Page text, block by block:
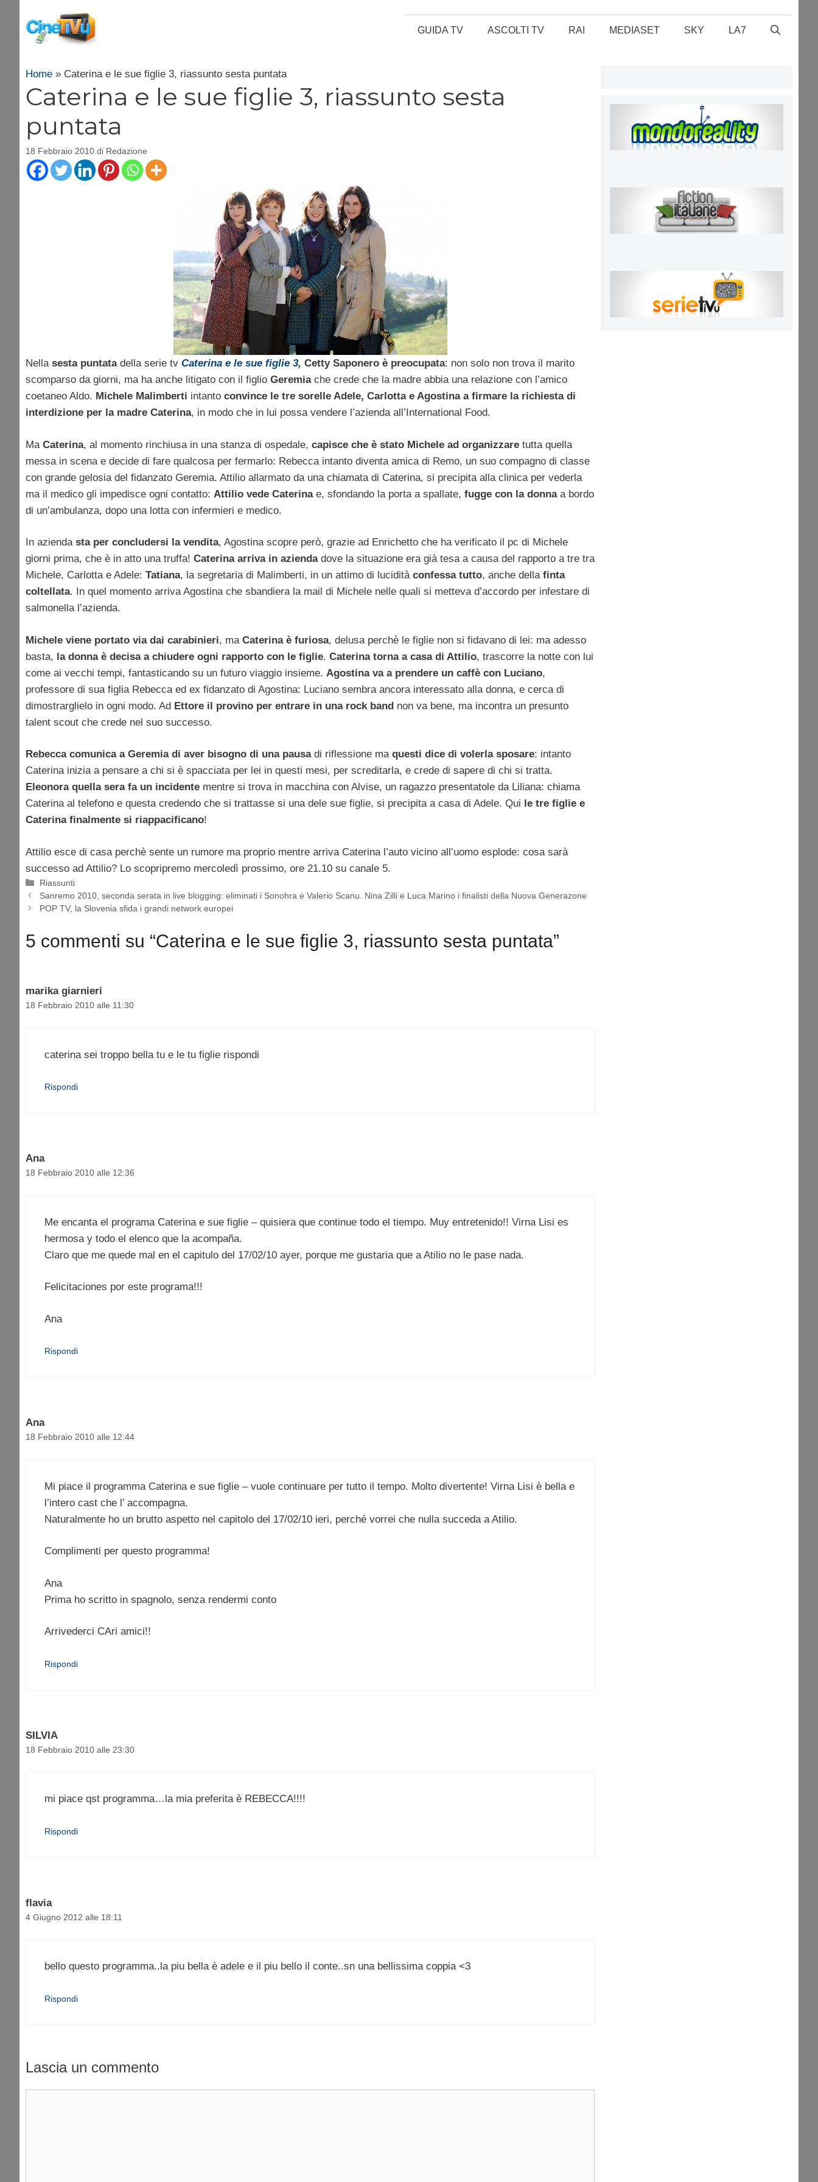
contenuto
GUIDA TV ASCOLTI TV RAI MEDIASET SKY LA7
Home » Caterina e le sue figlie 3, riassunto sesta puntata
Caterina e le sue figlie 3, riassunto sesta
puntata
18 Febbraio 2010 di Redazione
Nella sesta puntata della serie tv Caterina e le sue figlie 3, Cetty Saponero è preocupata: non solo non trova il marito
scomparso da giorni, ma ha anche litigato con il figlio Geremia che crede che la madre abbia una relazione con l’amico
coetaneo Aldo. Michele Malimberti intanto convince le tre sorelle Adele, Carlotta e Agostina a firmare la richiesta di
interdizione per la madre Caterina, in modo che in lui possa vendere l’azienda all’International Food.
Ma Caterina, al momento rinchiusa in una stanza di ospedale, capisce che è stato Michele ad organizzare tutta quella
messa in scena e decide di fare qualcosa per fermarlo: Rebecca intanto diventa amica di Remo, un suo compagno di classe
con grande gelosia del fidanzato Geremia. Attilio allarmato da una chiamata di Caterina, si precipita alla clinica per vederla
ma il medico gli impedisce ogni contatto: Attilio vede Caterina e, sfondando la porta a spallate, fugge con la donna a bordo
di un’ambulanza, dopo una lotta con infermieri e medico.
In azienda sta per concludersi la vendita, Agostina scopre però, grazie ad Enrichetto che ha verificato il pc di Michele
giorni prima, che è in atto una truffa! Caterina arriva in azienda dove la situazione era già tesa a causa del rapporto a tre tra
Michele, Carlotta e Adele: Tatiana, la segretaria di Malimberti, in un attimo di lucidità confessa tutto, anche della finta
coltellata. In quel momento arriva Agostina che sbandiera la mail di Michele nelle quali si metteva d’accordo per infestare di
salmonella l’azienda.
Michele viene portato via dai carabinieri, ma Caterina è furiosa, delusa perchè le figlie non si fidavano di lei: ma adesso
basta, la donna è decisa a chiudere ogni rapporto con le figlie. Caterina torna a casa di Attilio, trascorre la notte con lui
come ai vecchi tempi, fantasticando su un futuro viaggio insieme. Agostina va a prendere un caffè con Luciano,
professore di sua figlia Rebecca ed ex fidanzato di Agostina: Luciano sembra ancora interessato alla donna, e cerca di
dimostrarglielo in ogni modo. Ad Ettore il provino per entrare in una rock band non va bene, ma incontra un presunto
talent scout che crede nel suo successo.
Rebecca comunica a Geremia di aver bisogno di una pausadi riflessione ma questi dice di volerla sposare: intanto
Caterina inizia a pensare a chi si è spacciata per lei in questi mesi, per screditarla, e crede di sapere di chi si tratta.
Eleonora quella sera fa un incidente mentre si trova in macchina con Alvise, un ragazzo presentatole da Liliana: chiama
Caterina al telefono e questa credendo che si trattasse si una dele sue figlie, si precipita a casa di Adele. Qui le tre figlie e
Caterina finalmente si riappacificano!
Attilio esce di casa perchè sente un rumore ma proprio mentre arriva Caterina l’auto vicino all’uomo esplode: cosa sarà
successo ad Attilio? Lo scopripremo mercoledì prossimo, ore 21.10 su canale 5.
Categorie
Riassunti
Sanremo 2010, seconda serata in live blogging: eliminati i Sonohra e Valerio Scanu. Nina Zilli e Luca Marino i finalisti della Nuova Generazone
POP TV, la Slovenia sfida i grandi network europei
5 commenti su “Caterina e le sue figlie 3, riassunto sesta puntata”
marika giarnieri
18 Febbraio 2010 alle 11:30
caterina sei troppo bella tu e le tu figlie rispondi
Rispondi
Ana
18 Febbraio 2010 alle 12:36
Me encanta el programa Caterina e sue figlie – quisiera que continue todo el tiempo. Muy entretenido!! Virna Lisi es
hermosa y todo el elenco que la acompaña.
Claro que me quede mal en el capitulo del 17/02/10 ayer, porque me gustaria que a Atilio no le pase nada.
Felicitaciones por este programa!!!
Ana
Rispondi
Ana
18 Febbraio 2010 alle 12:44
Mi piace il programma Caterina e sue figlie – vuole continuare per tutto il tempo. Molto divertente! Virna Lisi è bella e
l’intero cast che l’ accompagna.
Naturalmente ho un brutto aspetto nel capitolo del 17/02/10 ieri, perché vorrei che nulla succeda a Atilio.
Complimenti per questo programma!
Ana
Prima ho scritto in spagnolo, senza rendermi conto
Arrivederci CAri amici!!
Rispondi
SILVIA
18 Febbraio 2010 alle 23:30
mi piace qst programma…la mia preferita è REBECCA!!!!
Rispondi
flavia
4 Giugno 2012 alle 18:11
bello questo programma..la piu bella è adele e il piu bello il conte..sn una bellissima coppia <3
Rispondi
Lascia un commento